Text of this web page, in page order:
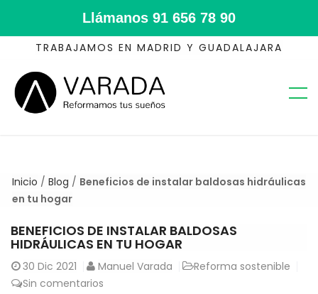
Llámanos 91 656 78 90
TRABAJAMOS EN MADRID Y GUADALAJARA
Inicio / Blog / Beneficios de instalar baldosas hidráulicas
en tu hogar
BENEFICIOS DE INSTALAR BALDOSAS
HIDRÁULICAS EN TU HOGAR
30 Dic 2021 Manuel Varada
Reforma sostenible
Sin comentarios